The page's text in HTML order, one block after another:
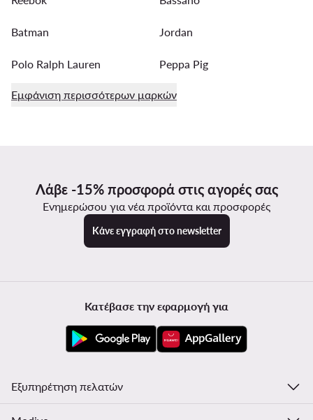
Batman Jordan
Polo Ralph Lauren Peppa Pig
Εμφάνιση περισσότερων μαρκών
Λάβε -15% προσφορά στις αγορές σας
Ενημερώσου για νέα προϊόντα και προσφορές
Κάνε εγγραφή στο newsletter
Κατέβασε την εφαρμογή για
Εξυπηρέτηση πελατών